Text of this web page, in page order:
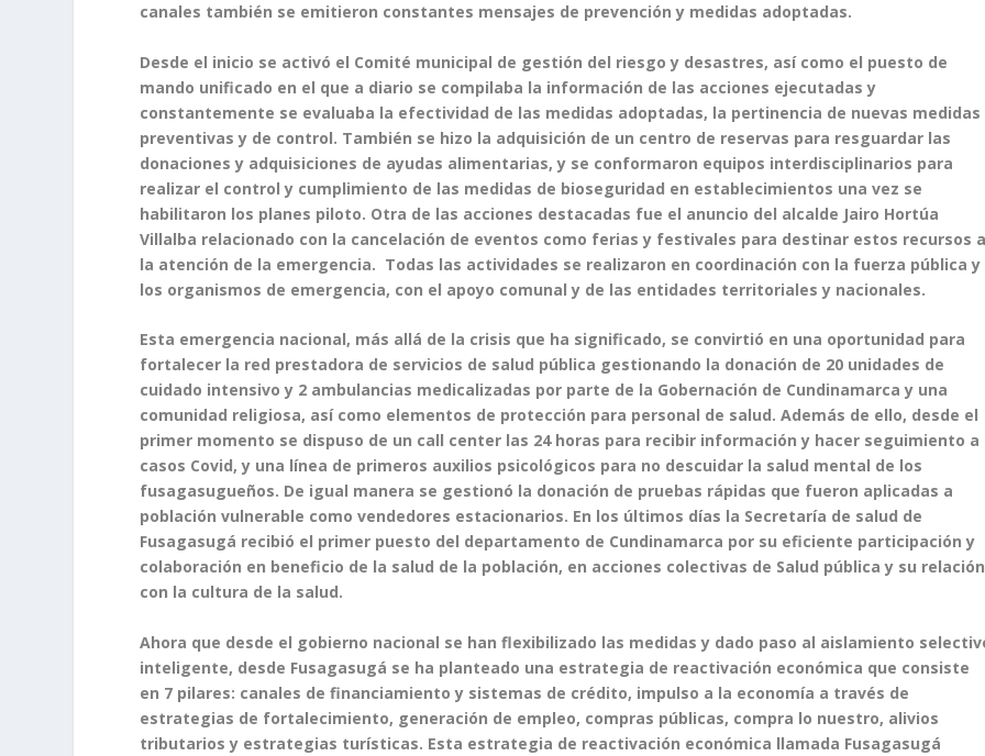
canales también se emitieron constantes mensajes de prevención y medidas adoptadas.
Desde el inicio se activó el Comité municipal de gestión del riesgo y desastres, así como el puesto de
mando unificado en el que a diario se compilaba la información de las acciones ejecutadas y
constantemente se evaluaba la efectividad de las medidas adoptadas, la pertinencia de nuevas medidas
preventivas y de control. También se hizo la adquisición de un centro de reservas para resguardar las
donaciones y adquisiciones de ayudas alimentarias, y se conformaron equipos interdisciplinarios para
realizar el control y cumplimiento de las medidas de bioseguridad en establecimientos una vez se
habilitaron los planes piloto. Otra de las acciones destacadas fue el anuncio del alcalde Jairo Hortúa
Villalba relacionado con la cancelación de eventos como ferias y festivales para destinar estos recursos
la atención de la emergencia. Todas las actividades se realizaron en coordinación con la fuerza pública y
los organismos de emergencia, con el apoyo comunal y de las entidades territoriales y nacionales.
Esta emergencia nacional, más allá de la crisis que ha significado, se convirtió en una oportunidad para
fortalecer la red prestadora de servicios de salud pública gestionando la donación de 20 unidades de
cuidado intensivo y 2 ambulancias medicalizadas por parte de la Gobernación de Cundinamarca y una
comunidad religiosa, así como elementos de protección para personal de salud. Además de ello, desde el
primer momento se dispuso de un call center las 24 horas para recibir información y hacer seguimiento a
casos Covid, y una línea de primeros auxilios psicológicos para no descuidar la salud mental de los
fusagasugueños. De igual manera se gestionó la donación de pruebas rápidas que fueron aplicadas a
población vulnerable como vendedores estacionarios. En los últimos días la Secretaría de salud de
Fusagasugá recibió el primer puesto del departamento de Cundinamarca por su eficiente participación y
colaboración en beneficio de la salud de la población, en acciones colectivas de Salud pública y su relación
con la cultura de la salud.
Ahora que desde el gobierno nacional se han flexibilizado las medidas y dado paso al aislamiento
inteligente, desde Fusagasugá se ha planteado una estrategia de reactivación económica que consiste
en 7 pilares: canales de financiamiento y sistemas de crédito, impulso a la economía a través de
estrategias de fortalecimiento, generación de empleo, compras públicas, compra lo nuestro, alivios
tributarios y estrategias turísticas. Esta estrategia de reactivación económica llamada Fusagasugá